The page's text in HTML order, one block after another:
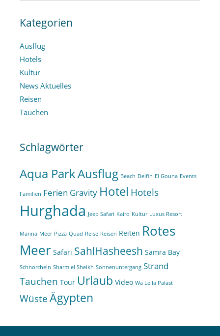
Kategorien
Ausflug
Hotels
Kultur
News Aktuelles
Reisen
Tauchen
Schlagwörter
Aqua ParkAusflug Beach Delfin El Gouna Events
Familien Ferien Gravity Hotel Hotels
Hurghada Jeep Safari Kairo Kultur Luxus Resort
Marina Meer Pizza Quad Reise Reisen Reiten Rotes
Meer Safari SahlHasheesh Samra Bay
Schnorcheln Sharm el Sheikh Sonnenuntergang Strand
Tauchen Tour Urlaub Video Wa Leila Palast
WüsteÄgypten